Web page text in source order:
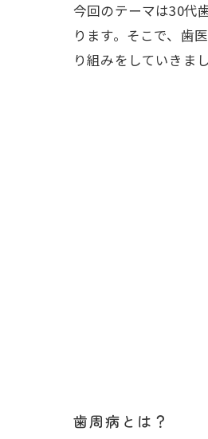
今回のテーマは30代
ります。そこで、歯
り組みをしていきまし
歯周病とは？